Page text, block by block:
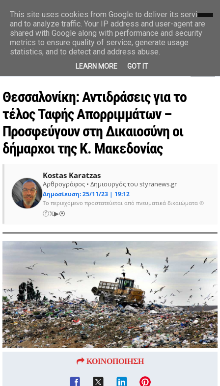
styranews.gr
Ειδήσεις-Γεγονότα-Επικαιρότητα
Θεσσαλονίκη: Αντιδράσεις για το
τέλος Ταφής Απορριμμάτων –
Προσφεύγουν στη Δικαιοσύνη οι
δήμαρχοι της Κ. Μακεδονίας
Kostas Karatzas
Αρθρογράφος • Δημιουργός του styranews.gr
Δημοσίευση: 25/11/23 | 19:12
Το περιεχόμενο προστατεύεται από πνευματικά δικαιώματα ©
ⓕ𝕏▶⦿
ΚΟΙΝΟΠΟΙΗΣΗ
This site uses cookies from Google to deliver its services
and to analyze traffic. Your IP address and user-agent are
shared with Google along with performance and security
metrics to ensure quality of service, generate usage
statistics, and to detect and address abuse.
LEARN MORE GOT IT